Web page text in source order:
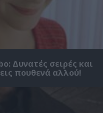
Δυνατές σειρές και
πουθενά αλλού!